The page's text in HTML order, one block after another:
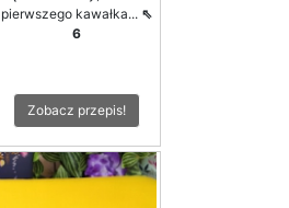
pierwszego kawałka... ⇖
6
Zobacz przepis!